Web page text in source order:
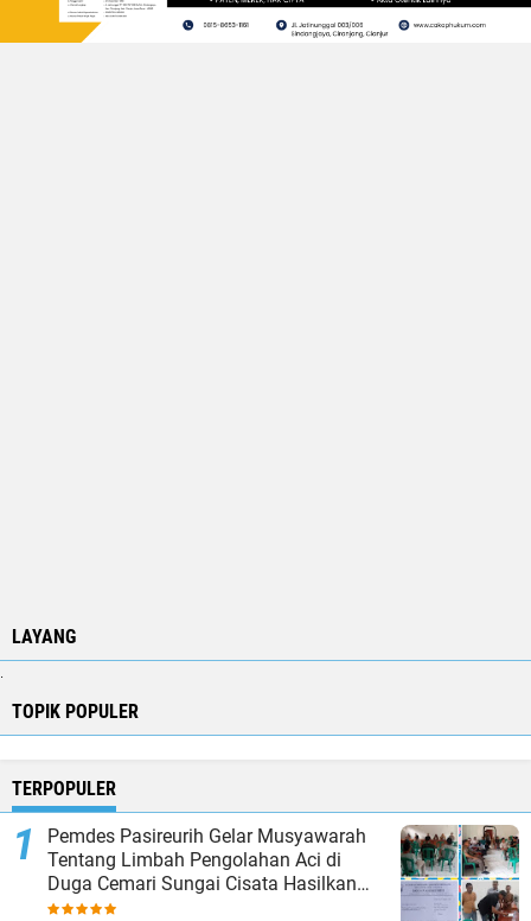
LAYANG
.
TOPIK POPULER
TERPOPULER
Pemdes Pasireurih Gelar Musyawarah
Tentang Limbah Pengolahan Aci di
Duga Cemari Sungai Cisata Hasilkan
Kesepakatan Tutup Sementara